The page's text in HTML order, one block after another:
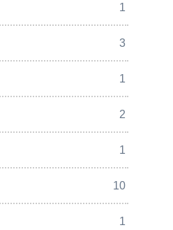
1
3
1
2
1
10
1